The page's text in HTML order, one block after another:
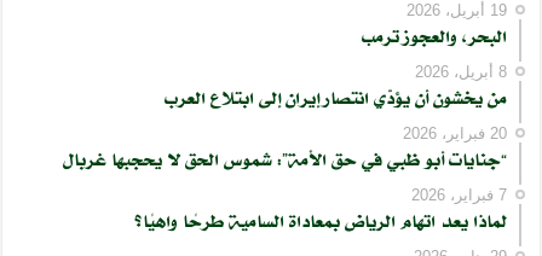
19 أبريل، 2026
البحر، والعجوز ترمب
8 أبريل، 2026
من يخشون أن يؤدّي انتصار إيران إلى ابتلاع العرب
20 فبراير، 2026
“جنايات أبو ظبي في حق الأمة”: شموس الحق لا يحجبها غربال
7 فبراير، 2026
لماذا يعد اتهام الرياض بمعاداة السامية طرحًا واهيًا؟